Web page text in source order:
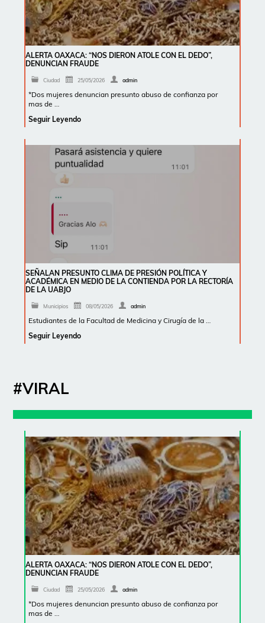
ALERTA OAXACA: “NOS DIERON ATOLE CON EL DEDO”,
DENUNCIAN FRAUDE
Ciudad 25/05/2026 admin
*Dos mujeres denuncian presunto abuso de confianza por
mas de …
Seguir Leyendo
SEÑALAN PRESUNTO CLIMA DE PRESIÓN POLÍTICA Y
ACADÉMICA EN MEDIO DE LA CONTIENDA POR LA RECTORÍA
DE LA UABJO
Municipios 08/05/2026 admin
Estudiantes de la Facultad de Medicina y Cirugía de la …
Seguir Leyendo
#VIRAL
ALERTA OAXACA: “NOS DIERON ATOLE CON EL DEDO”,
DENUNCIAN FRAUDE
Ciudad 25/05/2026 admin
*Dos mujeres denuncian presunto abuso de confianza por
mas de …